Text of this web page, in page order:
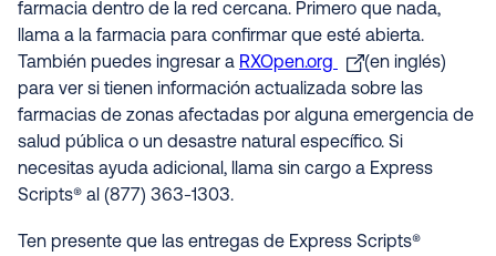
farmacia dentro de la red cercana. Primero que nada,
llama a la farmacia para confirmar que esté abierta.
También puedes ingresar a RXOpen.org
(en inglés)
para ver si tienen información actualizada sobre las
farmacias de zonas afectadas por alguna emergencia de
salud pública o un desastre natural específico. Si
necesitas ayuda adicional, llama sin cargo a Express
Scripts® al (877) 363-1303.
Ten presente que las entregas de Express Scripts®